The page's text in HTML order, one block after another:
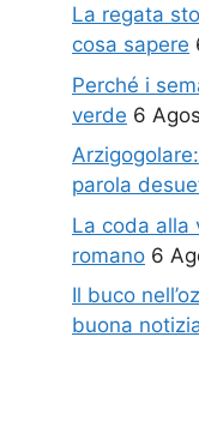
La regata
cosa sapere
Perché i
verde 6
parola
La coda alla
romano 6
Il buco
buona